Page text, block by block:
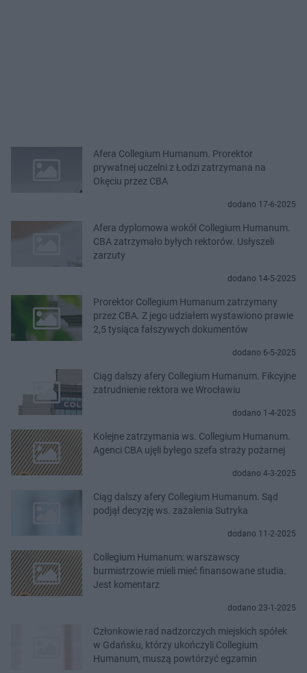
Afera Collegium Humanum. Prorektor
prywatnej uczelni z Łodzi zatrzymana na
Okęciu przez CBA
dodano 17-6-2025
Afera dyplomowa wokół Collegium Humanum.
CBA zatrzymało byłych rektorów. Usłyszeli
zarzuty
dodano 14-5-2025
Prorektor Collegium Humanum zatrzymany
przez CBA. Z jego udziałem wystawiono prawie
2,5 tysiąca fałszywych dokumentów
dodano 6-5-2025
Ciąg dalszy afery Collegium Humanum. Fikcyjne
zatrudnienie rektora we Wrocławiu
dodano 1-4-2025
Kolejne zatrzymania ws. Collegium Humanum.
Agenci CBA ujęli byłego szefa straży pożarnej
dodano 4-3-2025
Ciąg dalszy afery Collegium Humanum. Sąd
podjął decyzję ws. zażalenia Sutryka
dodano 11-2-2025
Collegium Humanum: warszawscy
burmistrzowie mieli mieć finansowane studia.
Jest komentarz
dodano 23-1-2025
Członkowie rad nadzorczych miejskich spółek
w Gdańsku, którzy ukończyli Collegium
Humanum, muszą powtórzyć egzamin